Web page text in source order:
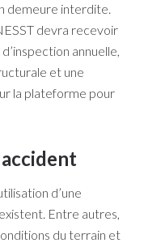
demeure interdite.
devra recevoir
annuelle,
et une
la plateforme pour
d’une
Entre autres,
du terrain et